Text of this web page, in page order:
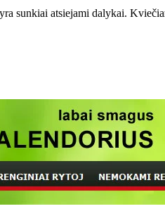
sunkiai atsiejami dalykai.